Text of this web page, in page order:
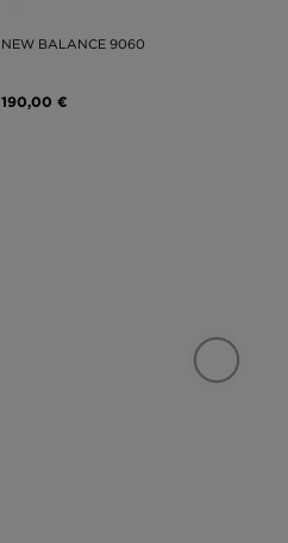
NEW BALANCE 9060
190,00 €